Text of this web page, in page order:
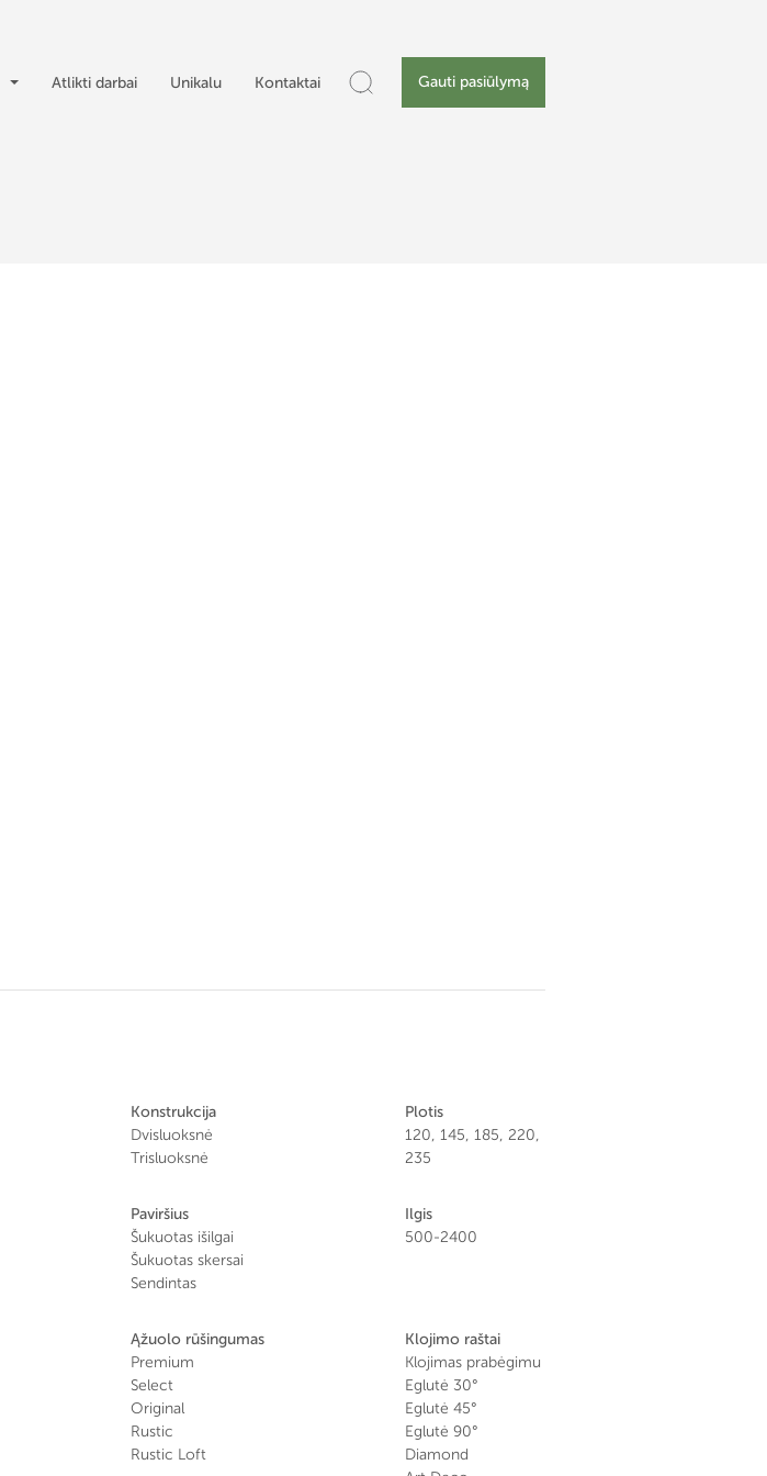
Atlikti darbai Unikalu Kontaktai Gauti pasiūlymą
Konstrukcija
Dvisluoksnė
Trisluoksnė
Plotis
120, 145, 185, 220,
235
Paviršius
Šukuotas išilgai
Šukuotas skersai
Sendintas
Ilgis
500-2400
Ąžuolo rūšingumas
Premium
Select
Original
Rustic
Rustic Loft
Klojimo raštai
Klojimas prabėgimu
Eglutė 30°
Eglutė 45°
Eglutė 90°
Diamond